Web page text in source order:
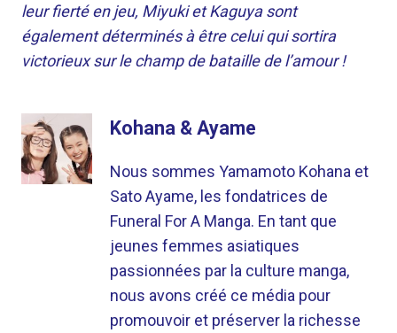
leur fierté en jeu, Miyuki et Kaguya sont
également déterminés à être celui qui sortira
victorieux sur le champ de bataille de l’amour !
Kohana & Ayame
Nous sommes Yamamoto Kohana et
Sato Ayame, les fondatrices de
Funeral For A Manga. En tant que
jeunes femmes asiatiques
passionnées par la culture manga,
nous avons créé ce média pour
promouvoir et préserver la richesse